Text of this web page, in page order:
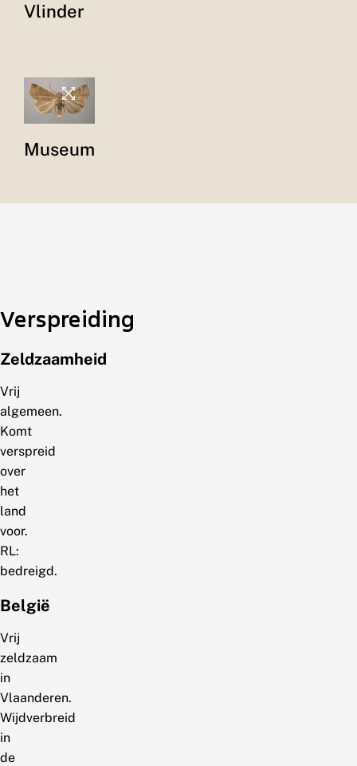
Vlinder
Museum
Verspreiding
Zeldzaamheid
Vrij
algemeen.
Komt
verspreid
over
het
land
voor.
RL:
bedreigd.
België
Vrij
zeldzaam
in
Vlaanderen.
Wijdverbreid
in
de